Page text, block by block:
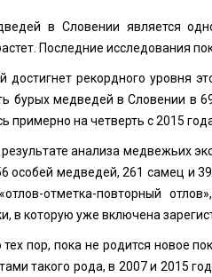
в Словении является
Последние исследования
достигнет рекордного уровня
бурых медведей в Словении в
примерно на четверть с 2015
анализа медвежьих
особей медведей, 261 самец и
отметка-повторный
в которую уже включена
пор, пока не родится новое
такого рода, в 2007 и 2015